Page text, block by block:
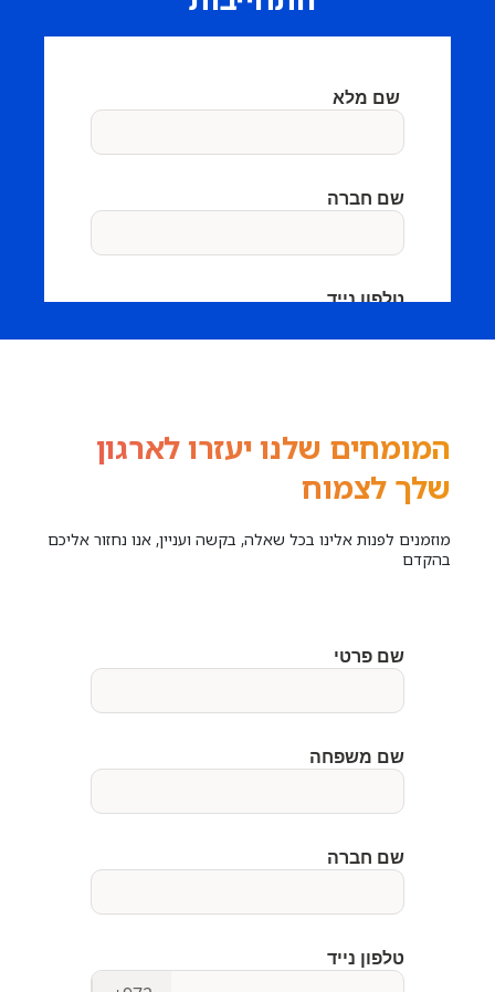
המומחים שלנו יעזרו לארגון
שלך לצמוח
מוזמנים לפנות אלינו בכל שאלה, בקשה ועניין, אנו נחזור אליכם
בהקדם